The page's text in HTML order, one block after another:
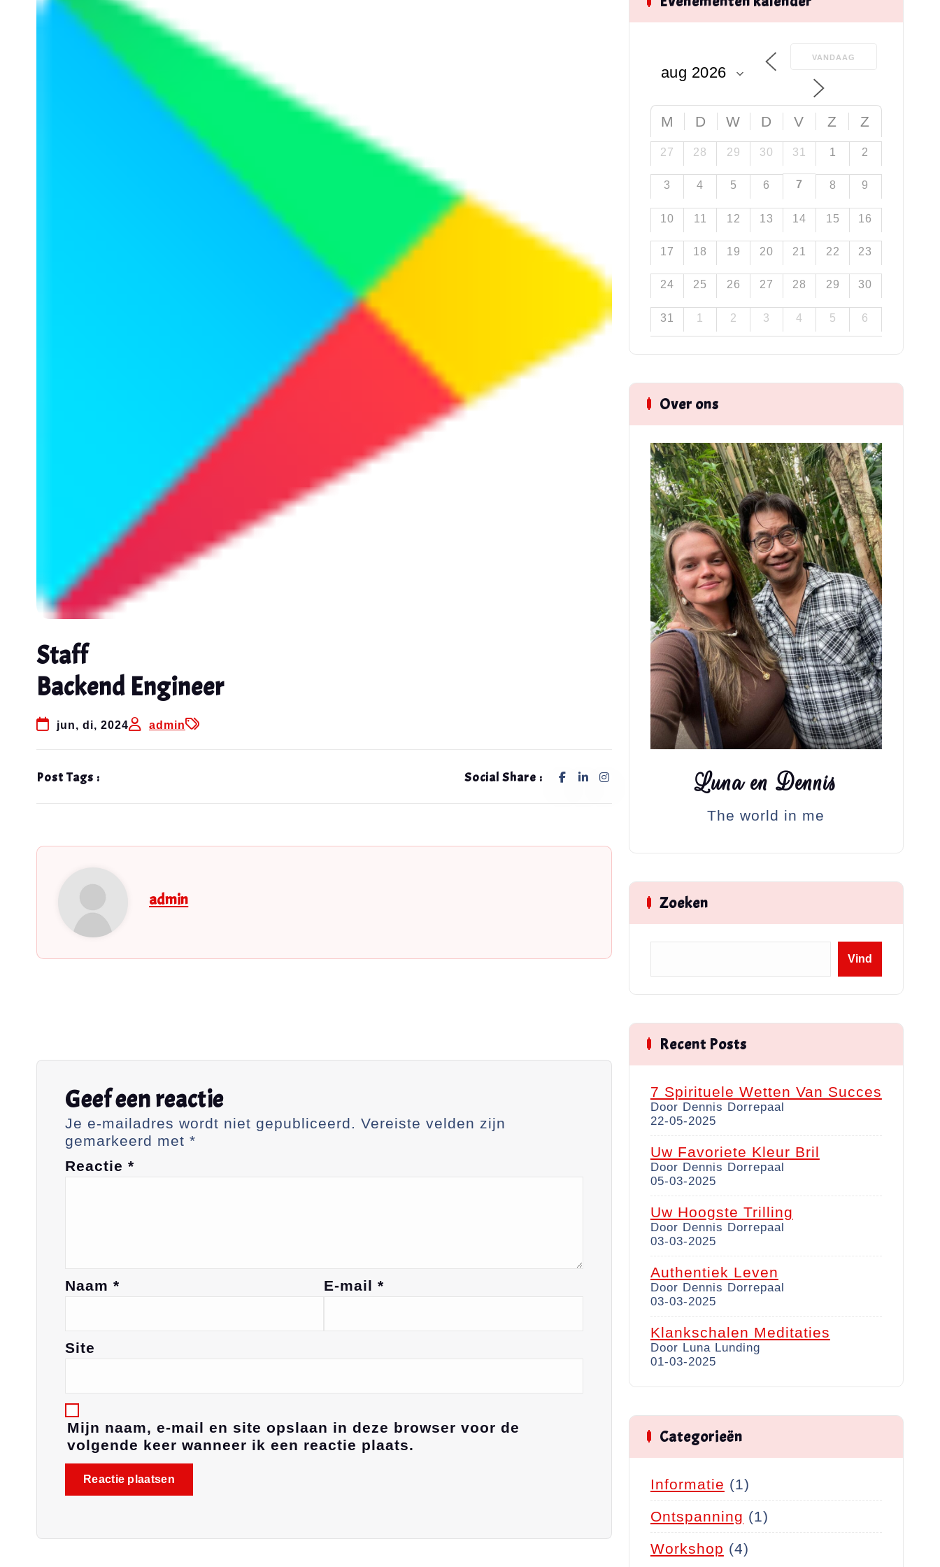
Staff
Backend Engineer
jun, di, 2024 admin
Post Tags : Social Share :
admin
Geef een reactie
Je e-mailadres wordt niet gepubliceerd. Vereiste velden zijn
gemarkeerd met *
Reactie *
Naam * E-mail*
Site
Mijn naam, e-mail en site opslaan in deze browser voor de
volgende keer wanneer ik een reactie plaats.
VANDAAG
M D W D V Z Z
27 28 29 30 31 1 2
3 4 5 6 7 8 9
10 11 12 13 14 15 16
17 18 19 20 21 22 23
24 25 26 27 28 29 30
31 1 2 3 4 5 6
Over ons
Luna en Dennis
The world in me
Zoeken
e
n
Vind
Recent Posts
7 Spirituele Wetten Van Succes
Door Dennis Dorrepaal
22-05-2025
Uw Favoriete Kleur Bril
Door Dennis Dorrepaal
05-03-2025
Uw Hoogste Trilling
Door Dennis Dorrepaal
03-03-2025
Authentiek Leven
Door Dennis Dorrepaal
03-03-2025
Klankschalen Meditaties
Door Luna Lunding
01-03-2025
Categorieën
Informatie (1)
Ontspanning (1)
Workshop (4)